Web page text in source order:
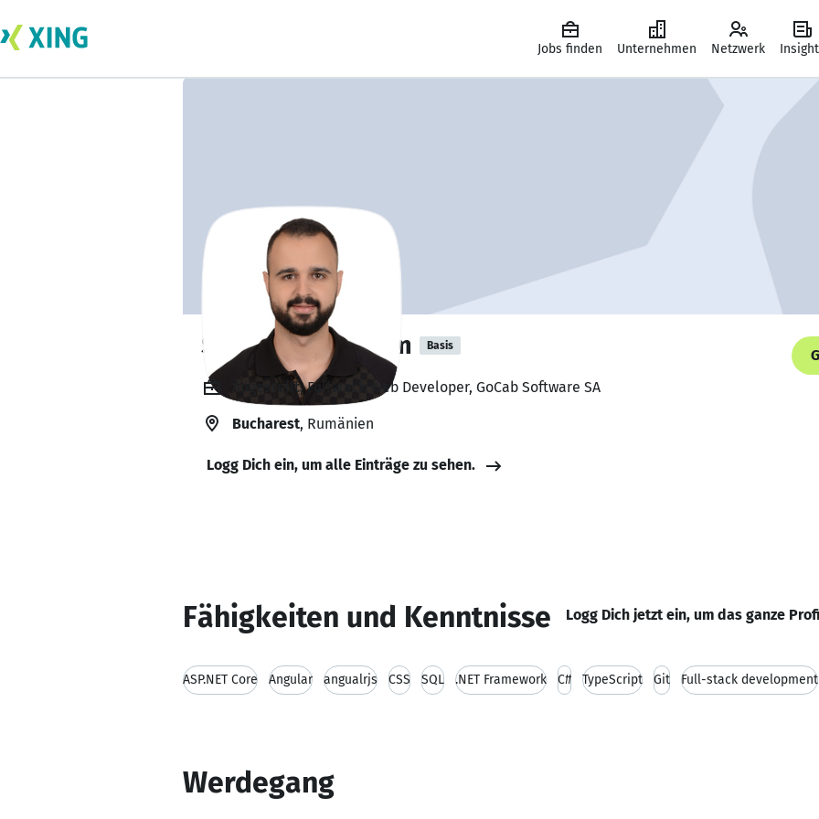
Jobs finden Unternehmen Netzwerk
Suleiman Ghanem Basis
Angestellt, Fullstack Web Developer, GoCab Software SA
Bucharest, Rumänien
Logg Dich ein, um alle Einträge zu sehen.
Fähigkeiten und Kenntnisse Logg Dich jetzt ein, um das ganze
ASP.NET Core Angular angualrjs CSS SQL .NET Framework C# TypeScript Git Full-stack development
Werdegang